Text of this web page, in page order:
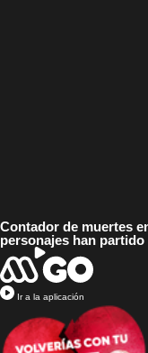
Contador de muertes
personajes han
Ir a la aplicación